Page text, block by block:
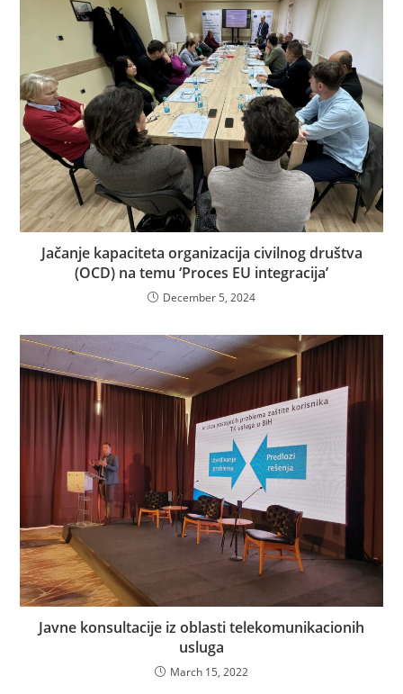
Jačanje kapaciteta organizacija civilnog društva
(OCD) na temu ‘Proces EU integracija’
December 5, 2024
Javne konsultacije iz oblasti telekomunikacionih
usluga
March 15, 2022